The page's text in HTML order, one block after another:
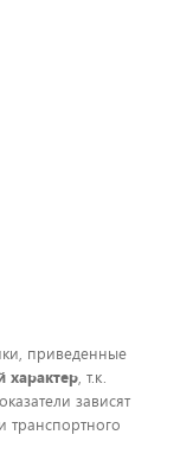
приведенные
характер, т.к.
зависят
транспортного